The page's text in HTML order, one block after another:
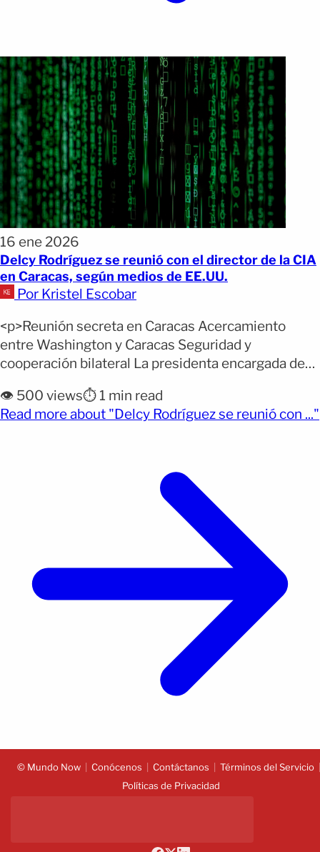
16 ene 2026
Delcy Rodríguez se reunió con el director de la CIA
en Caracas, según medios de EE.UU.
Por Kristel Escobar
<p>Reunión secreta en Caracas Acercamiento
entre Washington y Caracas Seguridad y
cooperación bilateral La presidenta encargada de
una reunión de alto nivel en Caracas con el director
de la Agencia Central de Inteligencia de Estados
👁️ 500 views⏱️ 1 min read
Read more about "Delcy Rodríguez se reunió con ..."
© Mundo Now Conócenos Contáctanos
Términos del Servicio
Políticas de Privacidad